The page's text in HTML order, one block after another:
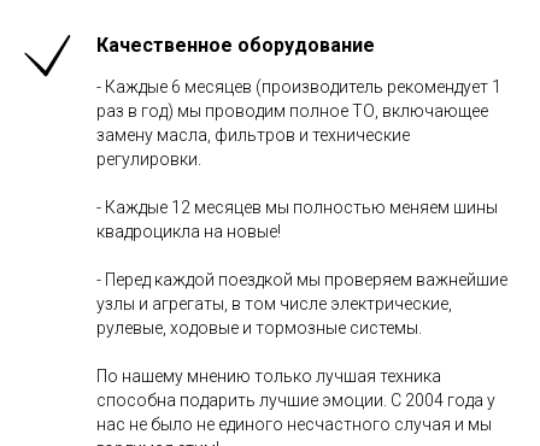
Качественное оборудование
- Каждые 6 месяцев (производитель рекомендует 1
раз в год) мы проводим полное ТО, включающее
замену масла, фильтров и технические
регулировки.
- Каждые 12 месяцев мы полностью меняем шины
квадроцикла на новые!
- Перед каждой поездкой мы проверяем важнейшие
узлы и агрегаты, в том числе электрические,
рулевые, ходовые и тормозные системы.
По нашему мнению только лучшая техника
способна подарить лучшие эмоции. С 2004 года у
нас не было не единого несчастного случая и мы